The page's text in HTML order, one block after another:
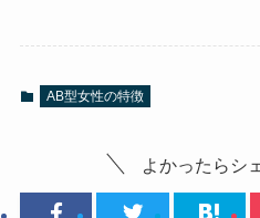
AB型女性の特徴
よかったらシ